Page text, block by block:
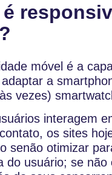
é
móvel é a
a
vezes)
interagem
os sites
senão otimizar
do usuário; se não